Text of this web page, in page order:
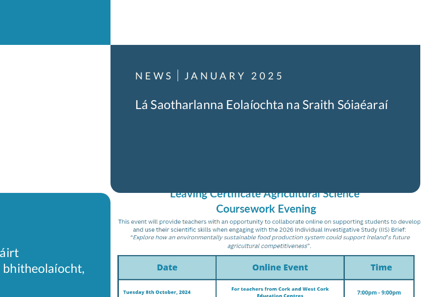
NEWS JANUARY 2025
Lá Saotharlanna Eolaíochta na Sraith Sóiaéaraí
bhitheolaíocht,